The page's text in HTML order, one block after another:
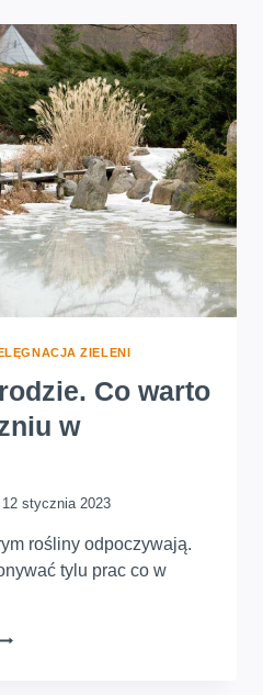
ZIELENI
Co warto
w
12 stycznia 2023
rośliny odpoczywają.
tylu prac co w